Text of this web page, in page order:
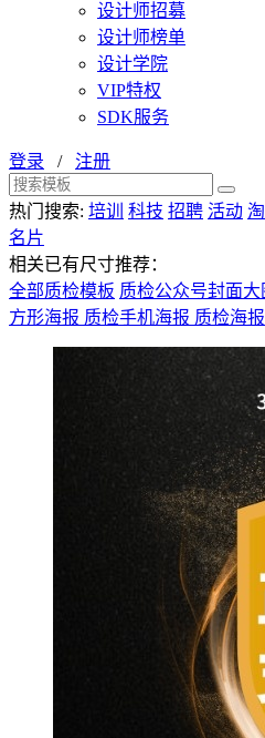
设计师招募
设计师榜单
设计学院
VIP特权
SDK服务
登录 / 注册
热门搜索: 培训 科技 招聘 活动
名片
相关已有尺寸推荐：
全部质检模板 质检公众号封面大
方形海报 质检手机海报 质检海报